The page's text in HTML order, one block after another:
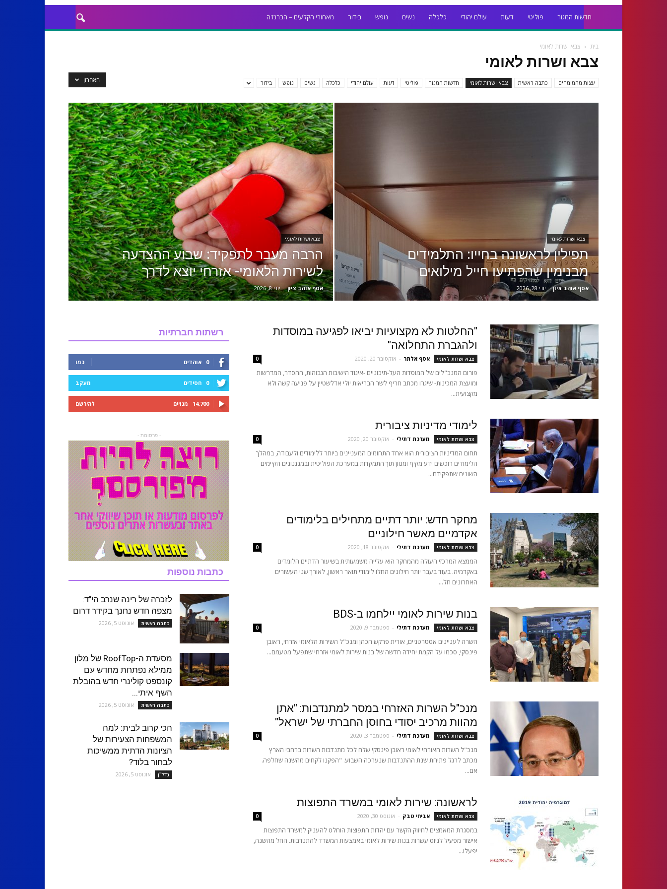
חדשות המגזר פוליטי דעות עולם יהודי כלכלה נשים נופש בידור מאחורי הקלעים – הברנז'ה
בית צבא ושרות לאומי
צבא ושרות לאומי
עצות מהמומחים כתבה ראשית צבא ושרות לאומי חדשות המגזר פוליטי דעות עולם יהודי כלכלה נשים נופש בידור האחרון
צבא ושרות לאומי
תפילין לראשונה בחייו: התלמידים
מבנימין שהפתיעו חייל מילואים
אסף אוהב ציון - יוני 28, 2026
צבא ושרות לאומי
הרבה מעבר לתפקיד: שבוע ההצדעה
לשירות הלאומי- אזרחי יוצא לדרך
אסף אוהב ציון - יוני 8, 2026
"החלטות לא מקצועיות יביאו לפגיעה במוסדות
ולהגברת התחלואה"
צבא ושרות לאומי אסף אלתר - אוקטובר 20, 2020 0
פורום המנכ"לים של המוסדות העל-תיכוניים -איגוד הישיבות הגבוהות, ההסדר, המדרשות
ומועצת המכינות- שיגרו מכתב חריף לשר הבריאות יולי אדלשטיין על פגיעה קשה ולא
מקצועית...
לימודי מדיניות ציבורית
צבא ושרות לאומי מערכת דתילי - אוקטובר 20, 2020 0
תחום המדיניות הציבורית הוא אחד התחומים המעניינים ביותר ללימודים ולעבודה, במהלך
הלימודים רוכשים ידע מקיף ומגוון תוך התמקדות במערכת הפוליטית ובמנגנונים הקיימים
השונים שתפקידם...
מחקר חדש: יותר דתיים מתחילים בלימודים
אקדמיים מאשר חילוניים
צבא ושרות לאומי מערכת דתילי - אוקטובר 18, 2020 0
הממצא המרכזי העולה מהמחקר הוא עלייה משמעותית בשיעור הדתיים הלומדים
באקדמיה. בעוד בעבר יותר חילונים החלו לימודי תואר ראשון, לאורך שני העשורים
האחרונים חל...
בנות שירות לאומי יילחמו ב-BDS
צבא ושרות לאומי מערכת דתילי - ספטמבר 9, 2020 0
השרה לעניינים אסטרטגיים, אורית פרקש הכהן ומנכ"ל השירות הלאומי אזרחי, ראובן
פינסקי, סכמו על הקמת יחידה חדשה של בנות שירות לאומי אזרחי שתפעל מטעמם...
מנכ"ל השרות האזרחי במסר למתנדבות: "אתן
מהוות מרכיב יסודי בחוסן החברתי של ישראל"
צבא ושרות לאומי מערכת דתילי - ספטמבר 3, 2020 0
מנכ"ל השרות האזרחי לאומי ראובן פינסקי שלח לכל מתנדבות השרות ברחבי הארץ
מכתב לרגל פתיחת שנת ההתנדבות שנערכה השבוע. "הפקנו לקחים מהשנה שחלפה.
אם...
לראשונה: שירות לאומי במשרד התפוצות
צבא ושרות לאומי אביחי טבק - אוגוסט 30, 2020 0
במסגרת המאמצים לחיזוק הקשר עם יהדות התפוצות הוחלט להעניק למשרד התפוצות
אישור מפעיל לגיוס עשרות בנות שירות לאומי באמצעות המשרד להתנדבות. החל מהשנה,
יפעלו...
רשתות חברתיות
0 אוהדים כמו
0 חסידים מעקב
14,700 מנויים להירשם
- פרסומת -
כתבות נוספות
לזכרה של רינה שנרב הי"ד:
מצפה חדש נחנך בקידר דרום
כתבה ראשית אוגוסט 5, 2026
מסעדת ה-RoofTop של מלון
ממילא נפתחת מחדש עם
קונספט קולינרי חדש בהובלת
השף איתי...
כתבה ראשית אוגוסט 5, 2026
הכי קרוב לבית: למה
המשפחות הצעירות של
הציונות הדתית ממשיכות
לבחור בלוד?
נדל''ן אוגוסט 5, 2026